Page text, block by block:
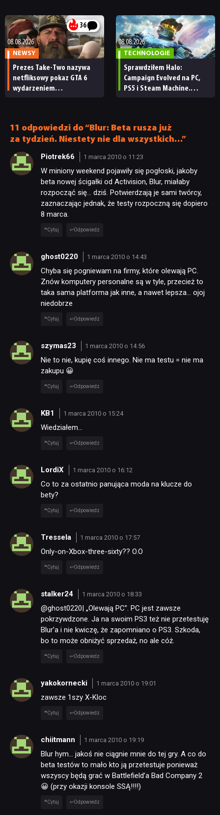
NEWSY
RECENZJE
KULTURA
RETRO
TECHNOLOGIE
JUŻ GRALIŚMY
SKLEP
przerwie”
36
08.08.2026
NEWSY
Prezes Take-Two nazywa
netfliksowy pokaz GTA 6
wydarzeniem
08.08.2026
TECHNOLOGIE
Sprawdziłem Halo:
Campaign Evolved na PC,
PS5 i Steam Machine.
11 odpowiedzi do “Blur: Beta rusza już
za tydzień. Niestety nie dla wszystkich…”
Piotrek66 1 marca 2010 o 11:23
W miniony weekend pojawiły się pogłoski, jakoby
beta nowej ścigałki od Activision, Blur, miałaby
rozpocząć się… dziś. Potwierdzają je sami twórcy,
zaznaczając jednak, że testy rozpoczną się dopiero
8 marca.
Cytuj Odpowiedz
ghost0220 1 marca 2010 o 14:43
Chyba się pogniewam na firmy, które olewają PC.
Znów komputery personalne są w tyle, przecież to
taka sama platforma jak inne, a nawet lepsza… ojoj
niedobrze
Cytuj Odpowiedz
szymas23 1 marca 2010 o 14:56
Nie to nie, kupię coś innego. Nie ma testu = nie ma
zakupu 😀
Cytuj Odpowiedz
KB1 1 marca 2010 o 15:24
Wiedziałem…
Cytuj Odpowiedz
LordiX 1 marca 2010 o 16:12
Co to za ostatnio panująca moda na klucze do
bety?
Cytuj Odpowiedz
Tressela 1 marca 2010 o 17:57
Only-on-Xbox-three-sixty?? O.O
Cytuj Odpowiedz
stalker24 1 marca 2010 o 18:33
@ghost0220| „Olewają PC”. PC jest zawsze
pokrzywdzone. Ja na swoim PS3 też nie przetestuję
Blur’a i nie kwiczę, że zapomniano o PS3. Szkoda,
bo to może obniżyć sprzedaż, no ale cóż.
Cytuj Odpowiedz
yakokornecki 1 marca 2010 o 19:01
zawsze 1szy X-Kloc
Cytuj Odpowiedz
chiitmann 1 marca 2010 o 19:19
Blur hym… jakoś nie ciągnie mnie do tej gry. A co do
beta testów to mało kto ją przetestuje ponieważ
wszyscy będą grać w Battlefield’a Bad Company 2
😀 (przy okazji konsole SSĄ!!!!)
Cytuj Odpowiedz